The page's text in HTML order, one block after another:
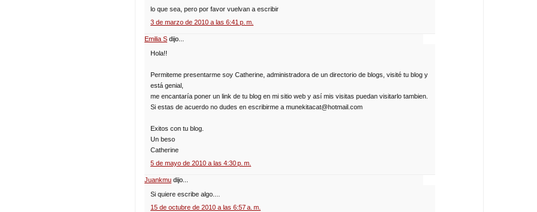
lo que sea, pero por favor vuelvan a escribir
3 de marzo de 2010 a las 6:41 p. m.
Emilia S dijo...
Hola!!
Permiteme presentarme soy Catherine, administradora de un directorio de blogs, visité tu blog y
está genial,
me encantaría poner un link de tu blog en mi sitio web y así mis visitas puedan visitarlo tambien.
Si estas de acuerdo no dudes en escribirme a munekitacat@hotmail.com
Exitos con tu blog.
Un beso
Catherine
5 de mayo de 2010 a las 4:30 p. m.
Juankmu dijo...
Si quiere escribe algo....
15 de octubre de 2010 a las 6:57 a. m.